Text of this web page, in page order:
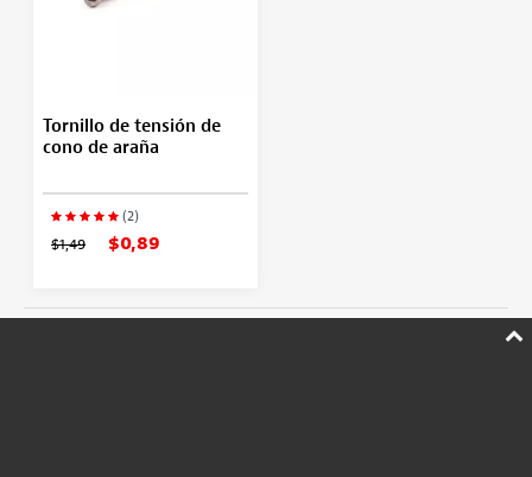
Tornillo de tensión de
cono de araña
(2)
$1,49 $0,89